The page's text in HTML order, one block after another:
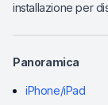
installazione per
Panoramica
iPhone/iPad